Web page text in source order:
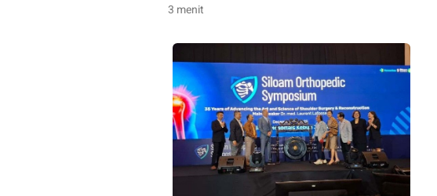
3 menit